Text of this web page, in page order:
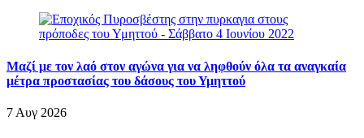
Μαζί με τον λαό στον αγώνα για να ληφθούν όλα τα αναγκαία
μέτρα προστασίας του δάσους του Υμηττού
7 Αυγ 2026